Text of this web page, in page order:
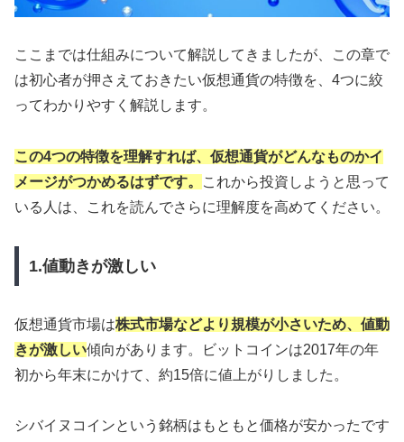
ここまでは仕組みについて解説してきましたが、この章で
は初心者が押さえておきたい仮想通貨の特徴を、4つに絞
ってわかりやすく解説します。
この4つの特徴を理解すれば、仮想通貨がどんなものかイ
メージがつかめるはずです。
これから投資しようと思って
いる人は、これを読んでさらに理解度を高めてください。
1.値動きが激しい
仮想通貨市場は株式市場などより規模が小さいため、値動
きが激しい傾向があります。ビットコインは2017年の年
初から年末にかけて、約15倍に値上がりしました。
シバイヌコインという銘柄はもともと価格が安かったです